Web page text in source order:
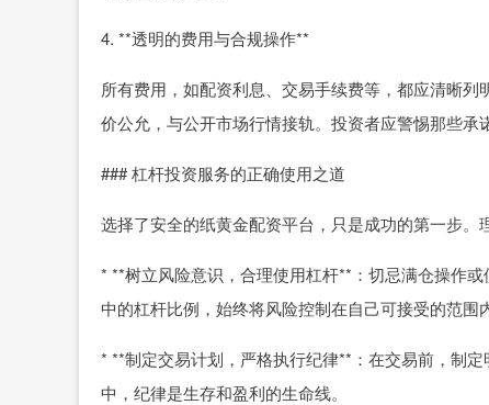
4. **透明的费用与合规操作**
所有费用，如配资利息、交易手续费等，都应清晰
价公允，与公开市场行情接轨。投资者应警惕那些承
### 杠杆投资服务的正确使用之道
选择了安全的纸黄金配资平台，只是成功的第一步。
* **树立风险意识，合理使用杠杆**：切忌满仓操作
中的杠杆比例，始终将风险控制在自己可接受的范围内
* **制定交易计划，严格执行纪律**：在交易前，制
中，纪律是生存和盈利的生命线。